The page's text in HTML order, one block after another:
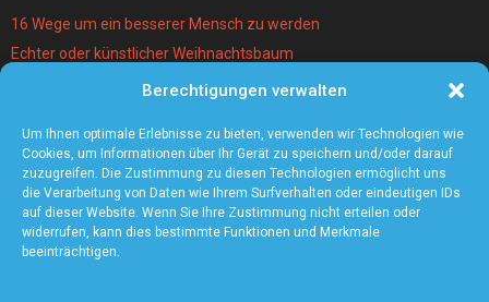
Berechtigungen verwalten
Um Ihnen optimale Erlebnisse zu bieten, verwenden wir Technologien wie
Cookies, um Informationen über Ihr Gerät zu speichern und/oder darauf
zuzugreifen. Die Zustimmung zu diesen Technologien ermöglicht uns
die Verarbeitung von Daten wie Ihrem Surfverhalten oder eindeutigen IDs
auf dieser Website. Wenn Sie Ihre Zustimmung nicht erteilen oder
widerrufen, kann dies bestimmte Funktionen und Merkmale
beeinträchtigen.
16 Wege um ein besserer Mensch zu werden
Echter oder künstlicher Weihnachtsbaum
Warum lohnt es sich einen Magier und Mentalist zu buchen?
Die 5 angesagtesten Schmuck-Trends 2021